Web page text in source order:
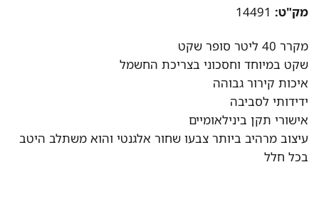
מק"ט:14491
מקרר 40 ליטר סופר שקט
שקט במיוחד וחסכוני בצריכת החשמל
איכות קירור גבוהה
ידידותי לסביבה
אישורי תקן בינילאומיים
עיצוב מרהיב ביותר צבעו שחור אלגנטי והוא משתלב היטב
בכל חלל